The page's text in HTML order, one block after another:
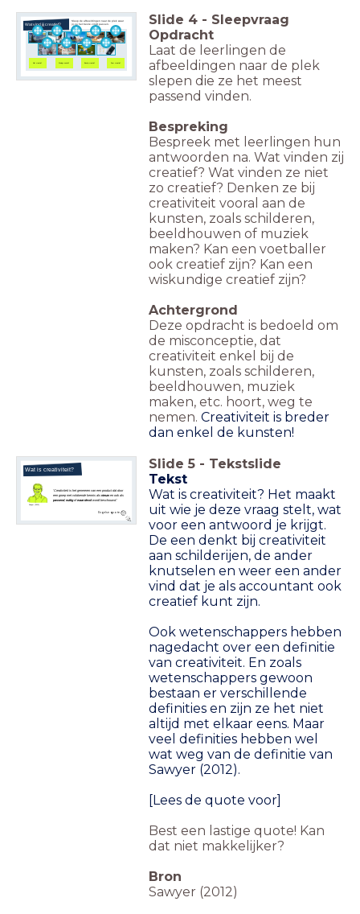
Wat vind jij creatief?
Sleep de afbeeldingen naar de plek waar
jij ze het beste vindt passen.
Niet creatief Weinig creatief Beetje creatief Zeer creatief
Slide 4 - Sleepvraag
Opdracht
Laat de leerlingen de
afbeeldingen naar de plek
slepen die ze het meest
passend vinden.
Bespreking
Bespreek met leerlingen hun
antwoorden na. Wat vinden zij
creatief? Wat vinden ze niet
zo creatief? Denken ze bij
creativiteit vooral aan de
kunsten, zoals schilderen,
beeldhouwen of muziek
maken? Kan een voetballer
ook creatief zijn? Kan een
wiskundige creatief zijn?
Achtergrond
Deze opdracht is bedoeld om
de misconceptie, dat
creativiteit enkel bij de
kunsten, zoals schilderen,
beeldhouwen, muziek
maken, etc. hoort, weg te
nemen. Creativiteit is breder
dan enkel de kunsten!
Wat is creativiteit?
'Creativiteit is het genereren van een product dat door
een groep met voldoende kennis alsnieuw en ook als
passend,nuttigofwaardevol wordt beschouwd.'
Sawyer (2012)
Engelse quote
Slide 5 - Tekstslide
Tekst
Wat is creativiteit? Het maakt
uit wie je deze vraag stelt, wat
voor een antwoord je krijgt.
De een denkt bij creativiteit
aan schilderijen, de ander
knutselen en weer een ander
vind dat je als accountant ook
creatief kunt zijn.
Ook wetenschappers hebben
nagedacht over een definitie
van creativiteit. En zoals
wetenschappers gewoon
bestaan er verschillende
definities en zijn ze het niet
altijd met elkaar eens. Maar
veel definities hebben wel
wat weg van de definitie van
Sawyer (2012).
[Lees de quote voor]
Best een lastige quote! Kan
dat niet makkelijker?
Bron
Sawyer (2012)